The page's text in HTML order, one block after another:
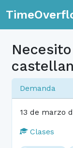
Demanda
13 de marzo
Clases